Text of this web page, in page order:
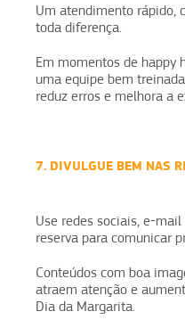
Um atendimento rápido,
toda diferença.
Em momentos de happy
uma equipe bem
reduz erros e melhora a
7. DIVULGUE BEM NAS
Use redes sociais, e-
reserva para comunicar
Conteúdos com boa
atraem atenção e
Dia da Margarita.